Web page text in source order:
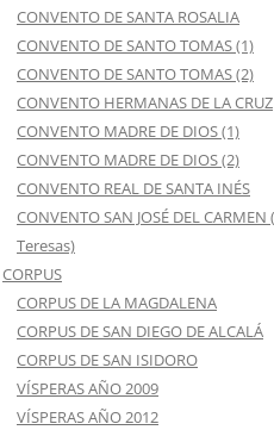
CONVENTO DE SANTA ROSALIA
CONVENTO DE SANTO TOMAS (1)
CONVENTO DE SANTO TOMAS (2)
CONVENTO HERMANAS DE LA CRUZ
CONVENTO MADRE DE DIOS (1)
CONVENTO MADRE DE DIOS (2)
CONVENTO REAL DE SANTA INÉS
CONVENTO SAN JOSÉ DEL CARMEN
Teresas)
CORPUS
CORPUS DE LA MAGDALENA
CORPUS DE SAN DIEGO DE ALCALÁ
CORPUS DE SAN ISIDORO
VÍSPERAS AÑO 2009
VÍSPERAS AÑO 2012